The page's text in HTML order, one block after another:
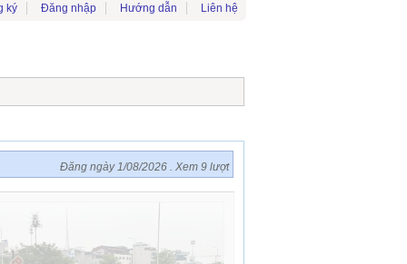
ký Đăng nhập Hướng dẫn Liên hệ
Đăng ngày 1/08/2026 . Xem 9 lượt